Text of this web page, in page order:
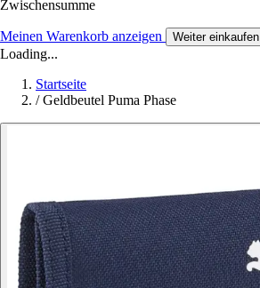
Zwischensumme
Meinen Warenkorb anzeigen Weiter einkaufen
Loading...
Startseite
/ Geldbeutel Puma Phase